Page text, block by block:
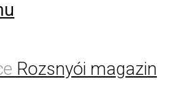
Rozsnyói magazin